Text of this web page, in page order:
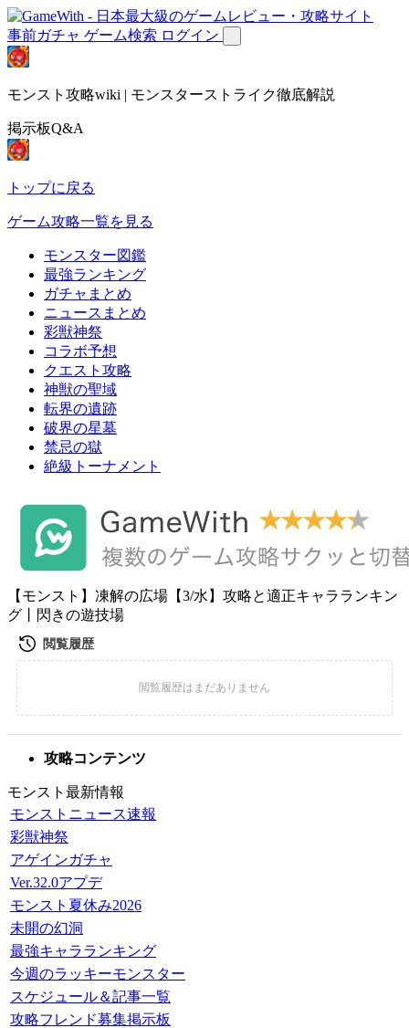
事前ガチャ ゲーム検索 ログイン
モンスト攻略wiki | モンスターストライク徹底解説
掲示板Q&A
トップに戻る
ゲーム攻略一覧を見る
モンスター図鑑
最強ランキング
ガチャまとめ
ニュースまとめ
彩獣神祭
コラボ予想
クエスト攻略
神獣の聖域
転界の遺跡
破界の星墓
禁忌の獄
絶級トーナメント
【モンスト】凍解の広場【3/水】攻略と適正キャラランキン
グ丨閃きの遊技場
攻略コンテンツ
モンスト最新情報
モンストニュース速報
彩獣神祭
アゲインガチャ
Ver.32.0アプデ
モンスト夏休み2026
未開の幻洞
最強キャラランキング
今週のラッキーモンスター
スケジュール＆記事一覧
攻略フレンド募集掲示板